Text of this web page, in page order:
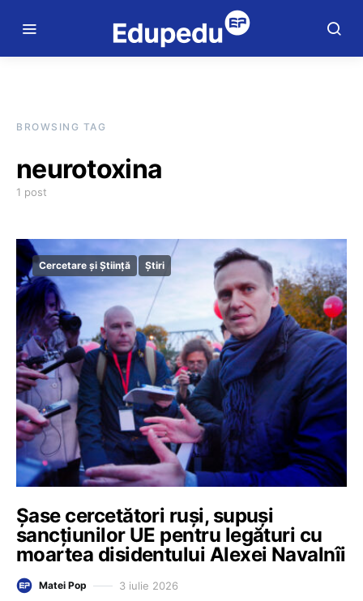
BROWSING TAG
neurotoxina
1 post
Cercetare și Știință Știri
Șase cercetători ruși, supuși
sancțiunilor UE pentru legături cu
moartea disidentului Alexei Navalnîi
Matei Pop 3 iulie 2026